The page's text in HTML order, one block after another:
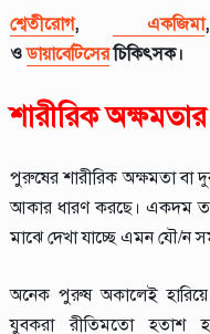
শ্বেতীরোগ, একজিমা
ওডায়াবেটিসেরচিকিৎসক।
শারীরিক
পুরুষের শারীরিক অক্ষমতা বা
আকার ধারণ করছে। একদম
মাঝে দেখা যাচ্ছে এমন যৌ/ন
অনেক পুরুষ অকালেই
যুবকরা রীতিমতো হতাশ